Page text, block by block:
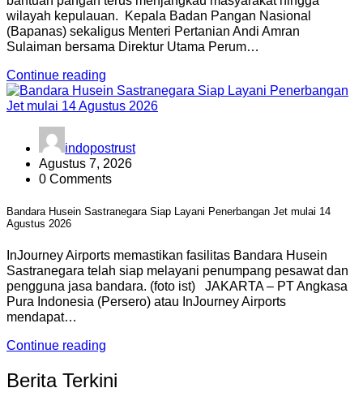
wilayah kepulauan. Kepala Badan Pangan Nasional
(Bapanas) sekaligus Menteri Pertanian Andi Amran
Sulaiman bersama Direktur Utama Perum…
Continue reading
indopostrust
Agustus 7, 2026
0 Comments
Bandara Husein Sastranegara Siap Layani Penerbangan Jet mulai 14
Agustus 2026
InJourney Airports memastikan fasilitas Bandara Husein
Sastranegara telah siap melayani penumpang pesawat dan
pengguna jasa bandara. (foto ist) JAKARTA – PT Angkasa
Pura Indonesia (Persero) atau InJourney Airports
mendapat…
Continue reading
Berita Terkini